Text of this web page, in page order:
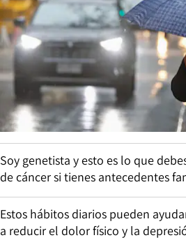
Soy genetista y esto es lo que
de cáncer si tienes antecedentes
Estos hábitos diarios pueden
a reducir el dolor físico y la